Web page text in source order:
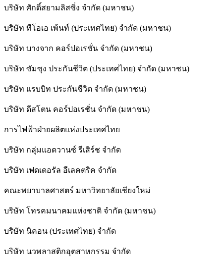
บริษัท ศักดิ์สยามลิสซิ่ง จำกัด (มหาชน)
บริษัท ทีโอเอ เพ้นท์ (ประเทศไทย) จำกัด (มหาชน)
บริษัท บางจาก คอร์ปอเรชั่น จำกัด (มหาชน)
บริษัท ซัมซุง ประกันชีวิต (ประเทศไทย) จำกัด (มหาชน)
บริษัท แรบบิท ประกันชีวิต จำกัด (มหาชน)
บริษัท ดีสโตน คอร์ปอเรชั่น จำกัด (มหาชน)
การไฟฟ้าฝ่ายผลิตแห่งประเทศไทย
บริษัท กลุ่มแอดวานซ์ รีเสิร์ช จำกัด
บริษัท เฟดเดอรัล อีเลคตริค จำกัด
คณะพยาบาลศาสตร์ มหาวิทยาลัยเชียงใหม่
บริษัท โทรคมนาคมแห่งชาติ จำกัด (มหาชน)
บริษัท นิคอน (ประเทศไทย) จำกัด
บริษัท นวพลาสติกอุตสาหกรรม จำกัด